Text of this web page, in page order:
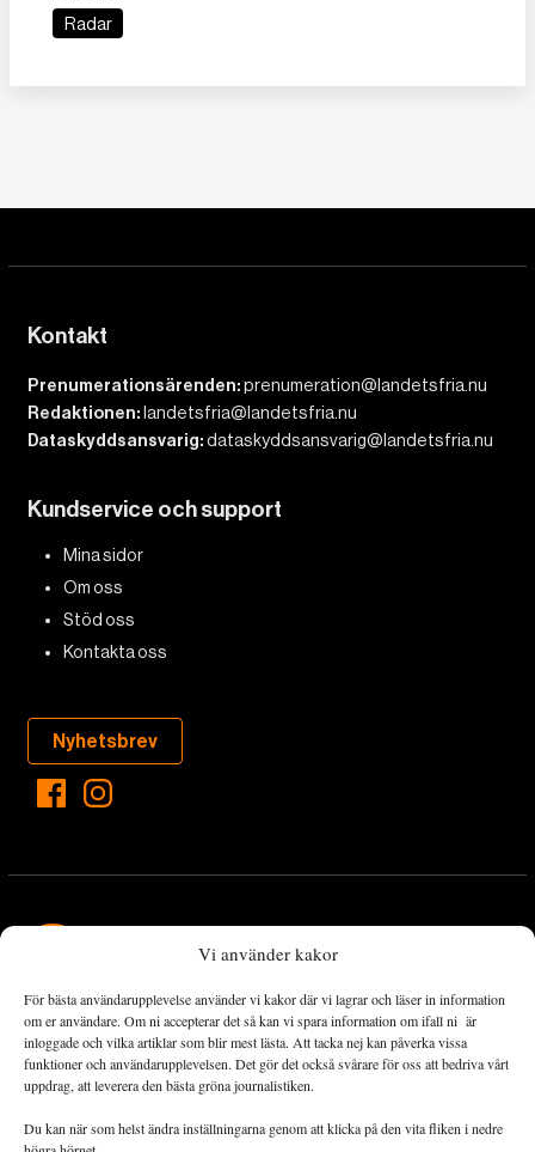
Vi använder kakor
För bästa användarupplevelse använder vi kakor där vi lagrar och läser in information
om er användare. Om ni accepterar det så kan vi spara information om ifall ni är
inloggade och vilka artiklar som blir mest lästa. Att tacka nej kan påverka vissa
funktioner och användarupplevelsen. Det gör det också svårare för oss att bedriva vårt
uppdrag, att leverera den bästa gröna journalistiken.
Du kan när som helst ändra inställningarna genom att klicka på den vita fliken i nedre
Radar
Kontakt
Prenumerationsärenden:prenumeration@landetsfria.nu
Redaktionen: landetsfria@landetsfria.nu
Dataskyddsansvarig:dataskyddsansvarig@landetsfria.nu
Kundservice och support
Mina sidor
Om oss
Stöd oss
Kontakta oss
Nyhetsbrev
Landets Fria Tidning är en nyhetstidning med bred bevakning av
det viktigaste som händer lokalt och globalt och med fokus på
omställningsrörelsen. En omställning till ett hållbart samhälle går
både via starka och lika rättigheter för alla människor, minskade
ekonomiska och sociala klyftor, samt utrymme för allt levande att